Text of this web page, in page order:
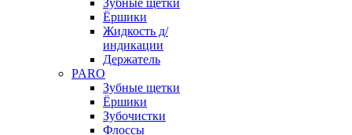
Зубные щетки
Ёршики
Жидкость д/
индикации
Держатель
PARO
Зубные щетки
Ёршики
Зубочистки
Флоссы